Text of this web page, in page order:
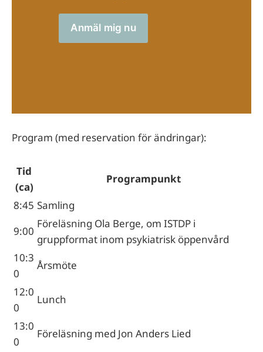
Anmäl mig nu
Program (med reservation för ändringar):
Tid
(ca)
Programpunkt
8:45 Samling
9:00
Föreläsning Ola Berge, om ISTDP i
gruppformat inom psykiatrisk öppenvård
10:3
0
Årsmöte
12:0
0
Lunch
13:0
0
Föreläsning med Jon Anders Lied